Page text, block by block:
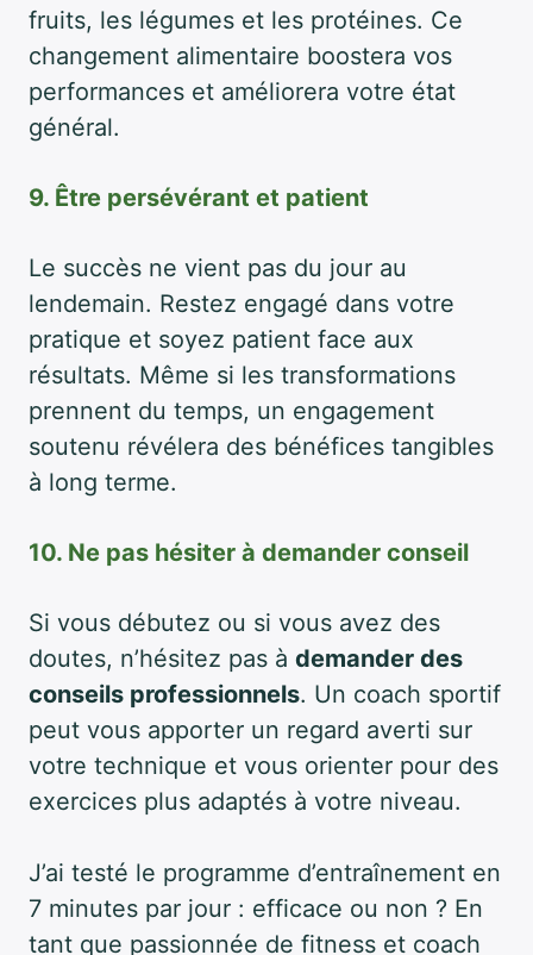
fruits, les légumes et les protéines. Ce
changement alimentaire boostera vos
performances et améliorera votre état
général.
9. Être persévérant et patient
Le succès ne vient pas du jour au
lendemain. Restez engagé dans votre
pratique et soyez patient face aux
résultats. Même si les transformations
prennent du temps, un engagement
soutenu révélera des bénéfices tangibles
à long terme.
10. Ne pas hésiter à demander conseil
Si vous débutez ou si vous avez des
doutes, n’hésitez pas à demander des
conseils professionnels. Un coach sportif
peut vous apporter un regard averti sur
votre technique et vous orienter pour des
exercices plus adaptés à votre niveau.
J’ai testé le programme d’entraînement en
7 minutes par jour : efficace ou non ? En
tant que passionnée de fitness et coach